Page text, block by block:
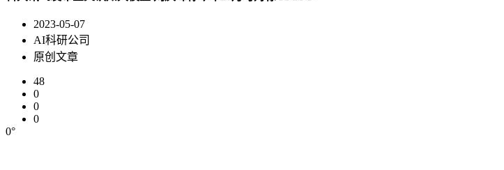
2023-05-07
AI科研公司
原创文章
48
0
0
0
0°